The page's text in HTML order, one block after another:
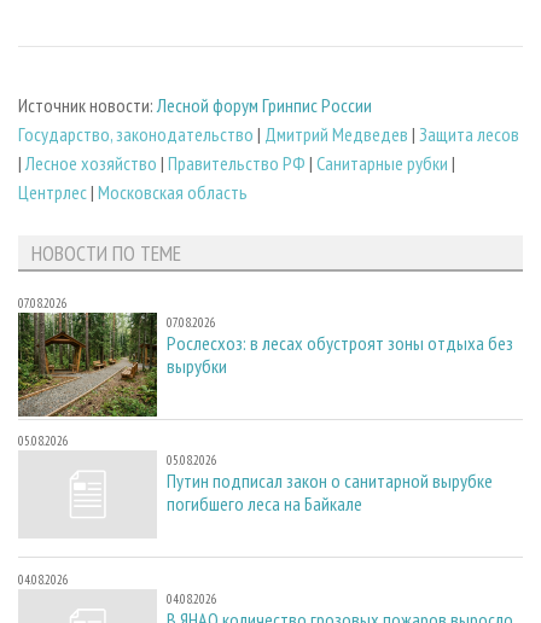
Источник новости:Лесной форум Гринпис России
Государство, законодательство | Дмитрий Медведев | Защита лесов
|Лесное хозяйство | Правительство РФ | Санитарные рубки |
Центрлес| Московская область
НОВОСТИ ПО ТЕМЕ
07.08.2026
07.08.2026
Рослесхоз: в лесах обустроят зоны отдыха без
вырубки
05.08.2026
05.08.2026
Путин подписал закон о санитарной вырубке
погибшего леса на Байкале
04.08.2026
04.08.2026